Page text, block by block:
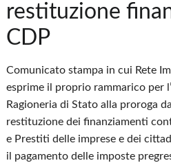
restituzione
CDP
Comunicato stampa in cui Rete
esprime il proprio rammarico per
Ragioneria di Stato alla proroga
restituzione dei finanziamenti
e Prestiti delle imprese e dei
il pagamento delle imposte